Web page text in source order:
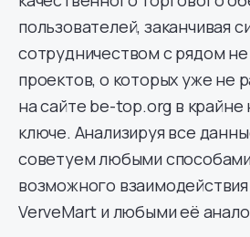
пользователей, заканчивая
сотрудничеством с рядом
проектов, о которых уже не
на сайте be-top.org в крайне
ключе. Анализируя все
советуем любыми
возможного
VerveMart и любыми её